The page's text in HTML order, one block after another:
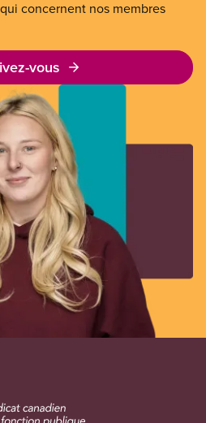
concernent nos membres
vous